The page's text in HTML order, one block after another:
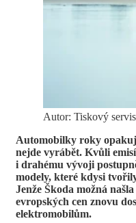
Autor: Tiskový
Automobilky roky
nejde vyrábět. Kvůli
i drahému vývoji
modely, které kdysi
Jenže Škoda možná
evropských cen znovu
elektromobilům.